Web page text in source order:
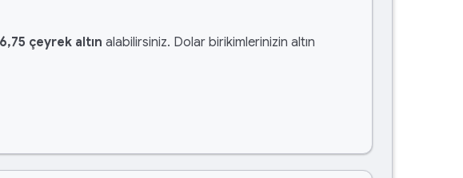
çeyrek altın alabilirsiniz. Dolar birikimlerinizin altın